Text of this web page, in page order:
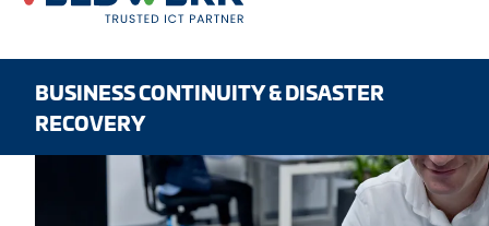
BUSINESS CONTINUITY & DISASTER
RECOVERY